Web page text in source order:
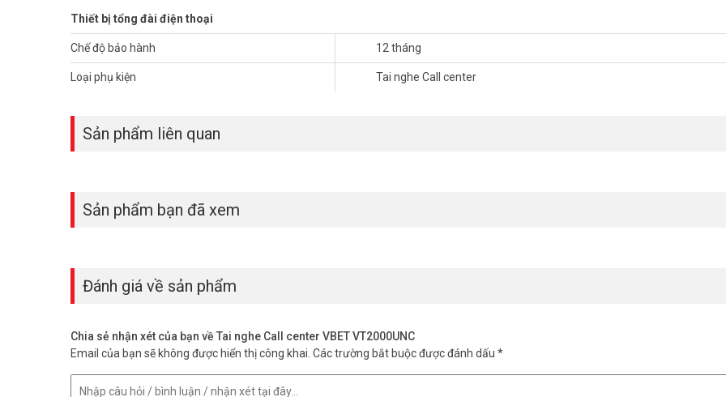
Thiết bị tổng đài điện thoại
Chế độ bảo hành 12 tháng
Loại phụ kiện Tai nghe Call center
Sản phẩm liên quan
Sản phẩm bạn đã xem
Đánh giá về sản phẩm
Chia sẻ nhận xét của bạn về Tai nghe Call center VBET VT2000UNC
Email của bạn sẽ không được hiển thị công khai. Các trường bắt buộc được đánh dấu *